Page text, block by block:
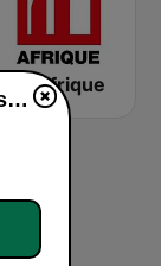
RFI Afrique
Radio Bandes Passantes en ligne